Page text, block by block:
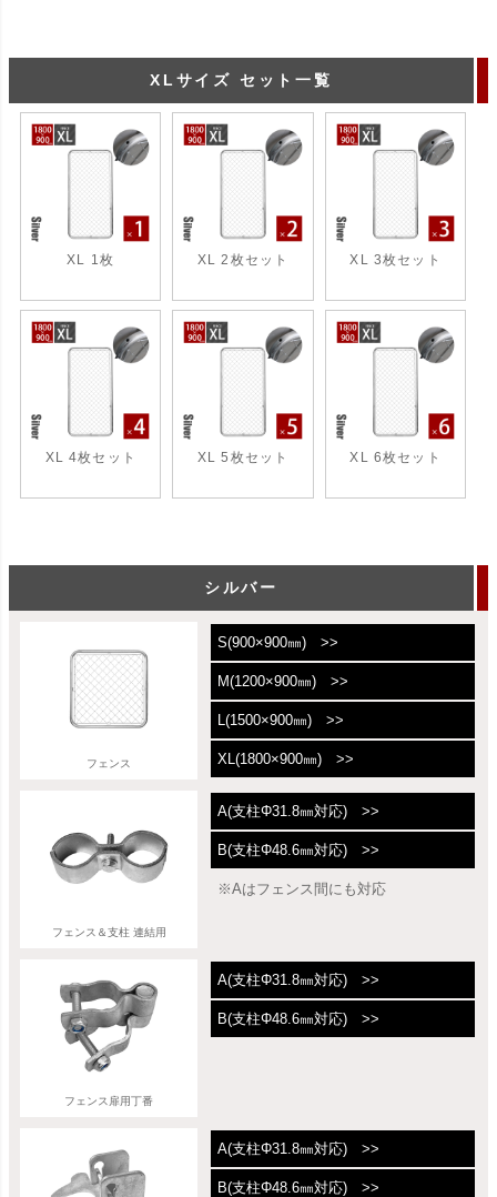
XLサイズ セット一覧
XL 1枚 XL 2枚セット XL 3枚セット
XL 4枚セット XL 5枚セット XL 6枚セット
シルバー
フェンス
S(900×900㎜) >>
M(1200×900㎜) >>
L(1500×900㎜) >>
XL(1800×900㎜) >>
フェンス＆支柱 連結用
A(支柱Φ31.8㎜対応) >>
B(支柱Φ48.6㎜対応) >>
※Aはフェンス間にも対応
フェンス扉用丁番
A(支柱Φ31.8㎜対応) >>
B(支柱Φ48.6㎜対応) >>
A(支柱Φ31.8㎜対応) >>
B(支柱Φ48.6㎜対応) >>